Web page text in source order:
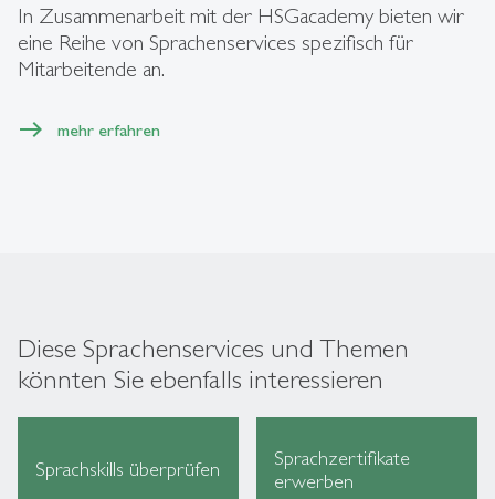
In Zusammenarbeit mit der HSGacademy bieten wir
eine Reihe von Sprachenservices spezifisch für
Mitarbeitende an.
mehr erfahren
Diese Sprachenservices und Themen
könnten Sie ebenfalls interessieren
Sprachskills überprüfen
Sprachzertifikate
erwerben